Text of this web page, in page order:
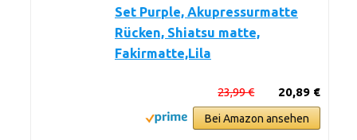
Set Purple, Akupressurmatte
Rücken, Shiatsu matte,
Fakirmatte,Lila
20,89 €
23,99 €
Bei Amazon ansehen